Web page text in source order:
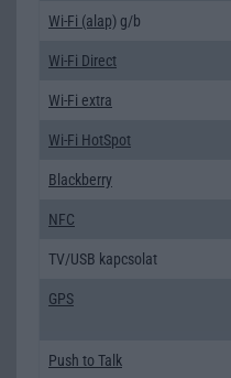
Wi-Fi (alap) g/b
Wi-Fi Direct
Wi-Fi extra
Wi-Fi HotSpot
Blackberry
NFC
TV/USB kapcsolat
GPS
Push to Talk